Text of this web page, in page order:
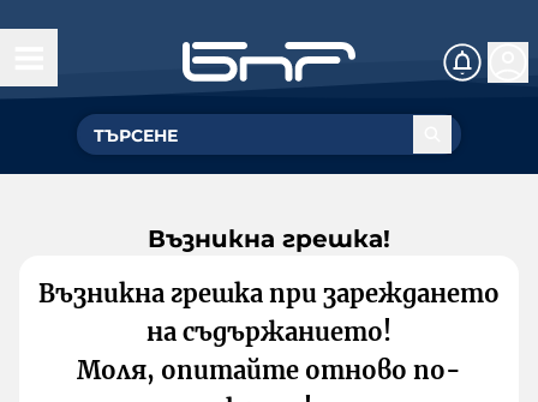
Възникна грешка!
Възникна грешка при зареждането
на съдържанието!
Моля, опитайте отново по-